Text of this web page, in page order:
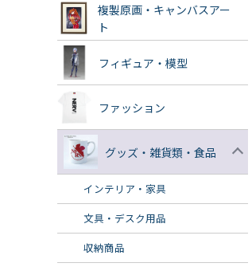
複製原画・キャンバスアー
ト
フィギュア・模型
ファッション
グッズ・雑貨類・食品
インテリア・家具
文具・デスク用品
収納商品